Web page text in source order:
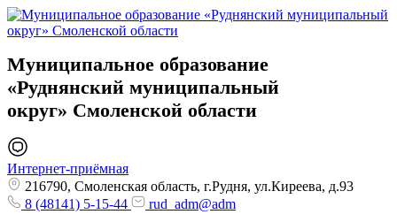
Муниципальное образование
«Руднянский муниципальный
округ» Смоленской области
Интернет-приёмная
216790, Смоленская область, г.Рудня, ул.Киреева, д.93
8 (48141) 5-15-44
rud_adm@adm